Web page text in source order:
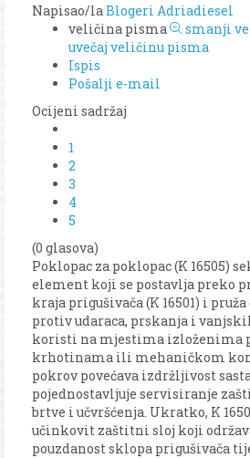
Napisao/la Blogeri Adriadiesel
veličina pisma
smanji
uvečaj veličinu pisma
Ispis
Pošalji e-mail
Ocijeni sadržaj
1
2
3
4
5
(0 glasova)
Poklopac za poklopac (K 16505)
element koji se postavlja preko
kraja prigušivača (K 16501) i
protiv udaraca, prskanja i
koristi na mjestima izloženima
krhotinama ili mehaničkom
pokrov povećava izdržljivost
pojednostavljuje servisiranje
brtve i učvršćenja. Ukratko, K
učinkovit zaštitni sloj koji
pouzdanost sklopa prigušivača